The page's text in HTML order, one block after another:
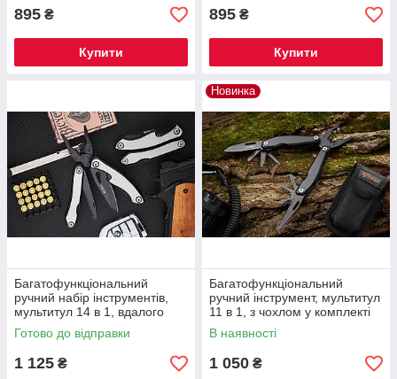
895 ₴
Купити
895 ₴
Купити
Багатофункціональний
ручний набір інструментів,
мультитул 14 в 1, вдалого
дизайну
Готово до відправки
1 125 ₴
Новинка
Багатофункціональний
ручний інструмент, мультитул
11 в 1, з чохлом у комплекті
В наявності
1 050 ₴